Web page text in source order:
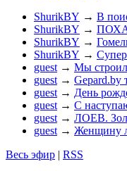
ShurikBY → В
ShurikBY →
ShurikBY →
ShurikBY →
guest → Мы
guest → Gepard.by
guest → День
guest → С
guest → ЛОЕВ.
guest → Женщину
Весь эфир | RSS